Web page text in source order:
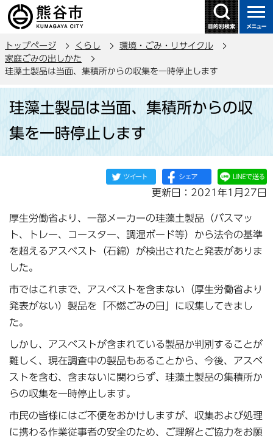
の
ー
ジ
トップページ くらし
環境・ごみ・リサイクル
家庭ごみの出しかた
珪藻土製品は当面、集積所からの収集を一時停止します
か
珪藻土製品は当面、集積所からの収
集を一時停止します
更新日：2021年1月27日
厚生労働省より、一部メーカーの珪藻土製品（バスマッ
ト、トレー、コースター、調湿ボード等）から法令の基準
を超えるアスベスト（石綿）が検出されたと発表がありま
した。
市ではこれまで、アスベストを含まない（厚生労働省より
発表がない）製品を「不燃ごみの日」に収集してきまし
た。
しかし、アスベストが含まれている製品か判別することが
難しく、現在調査中の製品もあることから、今後、アスベ
ストを含む、含まないに関わらず、珪藻土製品の集積所か
らの収集を一時停止します。
市民の皆様にはご不便をおかけしますが、収集および処理
に携わる作業従事者の安全のため、ご理解とご協力をお願